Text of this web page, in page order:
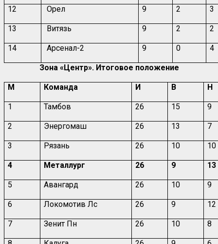
12 Орел 9 2 3
13 Витязь 9 2 2
14 Арсенал-2 9 0 4
Зона «Центр». Итоговое положение
М Команда И В Н
1 Тамбов 26 15 9
2 Энергомаш 26 13 7
3 Рязань 26 10 10
4 Металлург 26 9 13
5 Авангард 26 10 9
6 Локомотив Лс 26 9 12
7 Зенит Пн 26 10 8